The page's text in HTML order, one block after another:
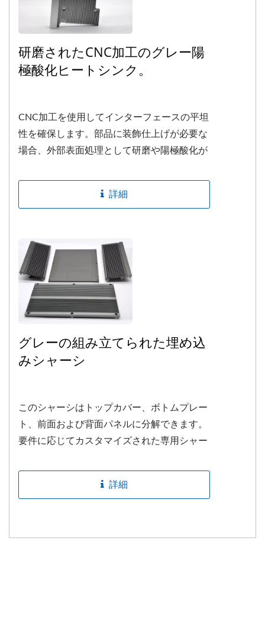
研磨されたCNC加工のグレー陽
極酸化ヒートシンク。
CNC加工を使用してインターフェースの平坦
性を確保します。部品に装飾仕上げが必要な
場合、外部表面処理として研磨や陽極酸化が
詳細
グレーの組み立てられた埋め込
みシャーシ
このシャーシはトップカバー、ボトムプレー
ト、前面および背面パネルに分解できます。
要件に応じてカスタマイズされた専用シャー
詳細